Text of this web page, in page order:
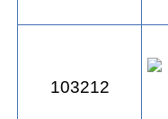
103212